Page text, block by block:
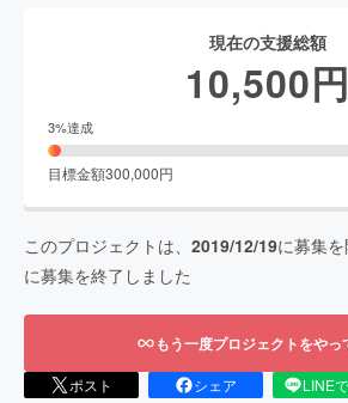
現在の支援総額
10,500円
3%達成
目標金額300,000円
このプロジェクトは、 2019/12/19に募集を
に募集を終了しました
もう一度プロジェクトをやっ
ポスト シェア LINE